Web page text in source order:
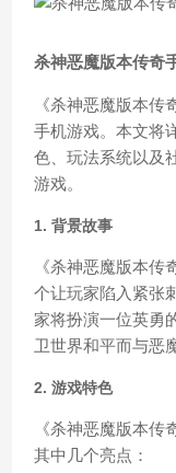
杀神恶魔版本传奇
《杀神恶魔版本
手机游戏。本文将
色、玩法系统以及
游戏。
1. 背景故事
《杀神恶魔版本
个让玩家陷入紧张
家将扮演一位英勇
卫世界和平而与恶
2. 游戏特色
《杀神恶魔版本
其中几个亮点：